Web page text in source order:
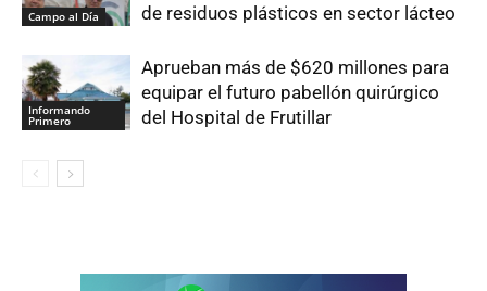
Campo al Día
de residuos plásticos en sector lácteo
Informando
Primero
Aprueban más de $620 millones para
equipar el futuro pabellón quirúrgico
del Hospital de Frutillar